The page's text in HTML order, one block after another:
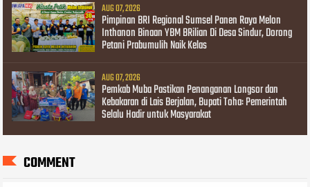
AUG 07, 2026
Pimpinan BRI Regional Sumsel Panen Raya Melon
Inthanon Binaan YBM BRilian Di Desa Sindur, Dorong
Petani Prabumulih Naik Kelas
AUG 07, 2026
Pemkab Muba Pastikan Penanganan Longsor dan
Kebakaran di Lais Berjalan, Bupati Toha: Pemerintah
Selalu Hadir untuk Masyarakat
COMMENT